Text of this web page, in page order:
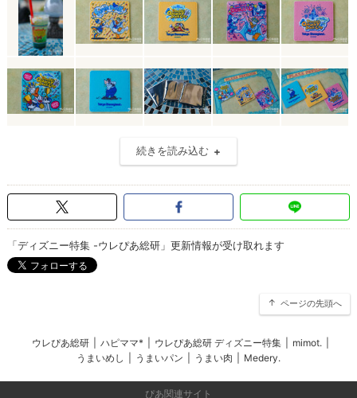
続きを読み込む
「ディズニー特集 -ウレぴあ総研」更新情報が受け取れます
ページの先頭へ
ウレぴあ総研 ハピママ* ウレぴあ総研 ディズニー特集 mimot.
うまいめし
うまいパン うまい肉 Medery.
ぴあ関連サイト